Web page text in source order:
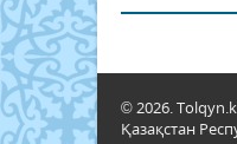
© 2026.
Қазақстан